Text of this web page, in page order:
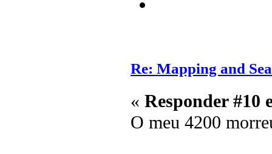
Re: Mapping and
« Responder #10
O meu 4200